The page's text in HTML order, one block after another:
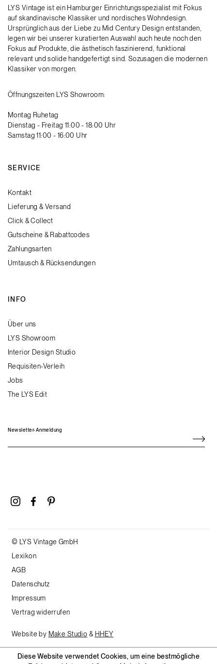
LYS Vintage ist ein Hamburger Einrichtungsspezialist mit Fokus
auf skandinavische Klassiker und nordisches Wohndesign.
Ursprünglich aus der Liebe zu Mid Century Design entstanden,
legen wir bei unserer kuratierten Auswahl auch heute noch den
Fokus auf Produkte, die ästhetisch faszinierend, funktional
relevant und solide handgefertigt sind. Sozusagen die modernen
Klassiker von morgen.
Öffnungszeiten LYS Showroom:
Montag Ruhetag
Dienstag - Freitag 11:00 - 18:00 Uhr
Samstag 11:00 - 16:00 Uhr
SERVICE
Kontakt
Lieferung & Versand
Click & Collect
Gutscheine & Rabattcodes
Zahlungsarten
Umtausch & Rücksendungen
INFO
Über uns
LYS Showroom
Interior Design Studio
Requisiten-Verleih
Jobs
The LYS Edit
Newsletter-Anmeldung
© LYS Vintage GmbH
Lexikon
AGB
Datenschutz
Impressum
Vertrag widerrufen
Website by Make Studio & HHEY
Diese Website verwendet Cookies, um eine bestmögliche